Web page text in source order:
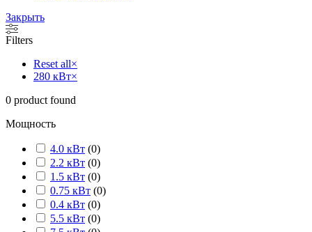
Закрыть
Filters
Reset all×
280 кВт×
0 product found
Мощность
4.0 кВт (0)
2.2 кВт (0)
1.5 кВт (0)
0.75 кВт (0)
0.4 кВт (0)
5.5 кВт (0)